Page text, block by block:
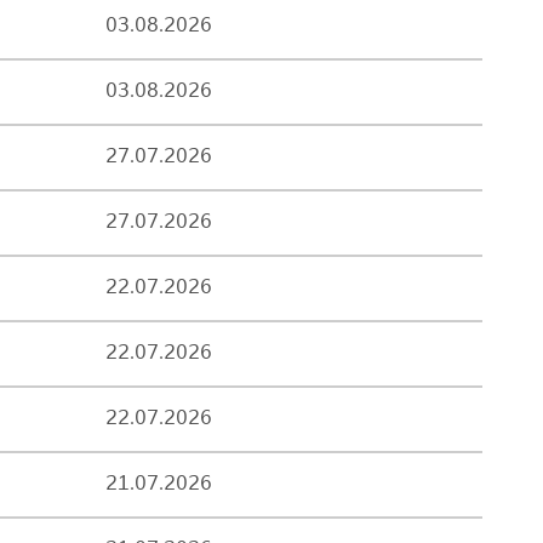
03.08.2026
03.08.2026
27.07.2026
27.07.2026
22.07.2026
22.07.2026
22.07.2026
21.07.2026